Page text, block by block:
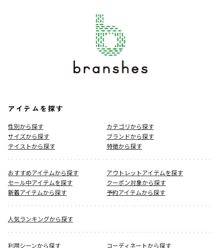
アイテムを探す
性別から探す
カテゴリから探す
サイズから探す
ブランドから探す
テイストから探す
特徴から探す
おすすめアイテムから探す
アウトレットアイテムを探す
セール中アイテムを探す
クーポン対象から探す
新着アイテムから探す
予約アイテムから探す
人気ランキングから探す
利用シーンから探す
コーディネートから探す